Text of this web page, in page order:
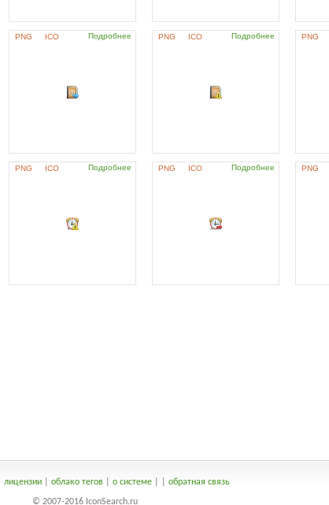
PNG ICO Подробнее PNG ICO Подробнее PNG
PNG ICO Подробнее PNG ICO Подробнее PNG
лицензии| облако тегов| о системе| обратная связь
© 2007-2016 IconSearch.ru